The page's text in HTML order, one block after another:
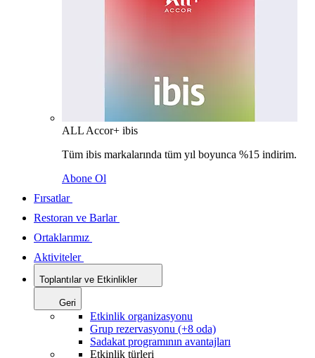
ALL Accor+ ibis
Tüm ibis markalarında tüm yıl boyunca %15 indirim.
Abone Ol
Fırsatlar
Restoran ve Barlar
Ortaklarımız
Aktiviteler
Toplantılar ve Etkinlikler
Geri
Etkinlik organizasyonu
Grup rezervasyonu (+8 oda)
Sadakat programının avantajları
Etkinlik türleri